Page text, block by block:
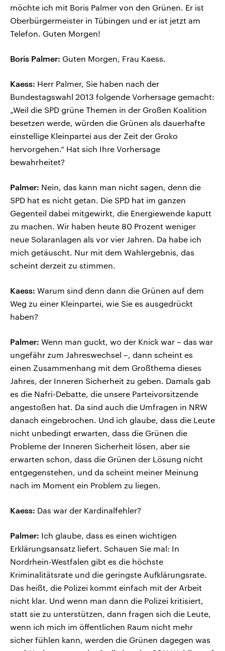
möchte ich mit Boris Palmer von den Grünen. Er ist
Oberbürgermeister in Tübingen und er ist jetzt am
Telefon. Guten Morgen!
Boris Palmer: Guten Morgen, Frau Kaess.
Kaess: Herr Palmer, Sie haben nach der
Bundestagswahl 2013 folgende Vorhersage gemacht:
„Weil die SPD grüne Themen in der Großen Koalition
besetzen werde, würden die Grünen als dauerhafte
einstellige Kleinpartei aus der Zeit der Groko
hervorgehen.“ Hat sich Ihre Vorhersage
bewahrheitet?
Palmer: Nein, das kann man nicht sagen, denn die
SPD hat es nicht getan. Die SPD hat im ganzen
Gegenteil dabei mitgewirkt, die Energiewende kaputt
zu machen. Wir haben heute 80 Prozent weniger
neue Solaranlagen als vor vier Jahren. Da habe ich
mich getäuscht. Nur mit dem Wahlergebnis, das
scheint derzeit zu stimmen.
Kaess: Warum sind denn dann die Grünen auf dem
Weg zu einer Kleinpartei, wie Sie es ausgedrückt
haben?
Palmer: Wenn man guckt, wo der Knick war – das war
ungefähr zum Jahreswechsel –, dann scheint es
einen Zusammenhang mit dem Großthema dieses
Jahres, der Inneren Sicherheit zu geben. Damals gab
es die Nafri-Debatte, die unsere Parteivorsitzende
angestoßen hat. Da sind auch die Umfragen in NRW
danach eingebrochen. Und ich glaube, dass die Leute
nicht unbedingt erwarten, dass die Grünen die
Probleme der Inneren Sicherheit lösen, aber sie
erwarten schon, dass die Grünen der Lösung nicht
entgegenstehen, und da scheint meiner Meinung
nach im Moment ein Problem zu liegen.
Kaess: Das war der Kardinalfehler?
Palmer: Ich glaube, dass es einen wichtigen
Erklärungsansatz liefert. Schauen Sie mal: In
Nordrhein-Westfalen gibt es die höchste
Kriminalitätsrate und die geringste Aufklärungsrate.
Das heißt, die Polizei kommt einfach mit der Arbeit
nicht klar. Und wenn man dann die Polizei kritisiert,
statt sie zu unterstützen, dann fragen sich die Leute,
wenn ich mich im öffentlichen Raum nicht mehr
sicher fühlen kann, werden die Grünen dagegen was